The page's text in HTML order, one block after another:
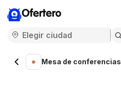
Ofertero
Mesa de conferencias